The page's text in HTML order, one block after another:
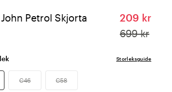
Petrol Skjorta
209 kr
699 kr
Storleksguide
C46 C58